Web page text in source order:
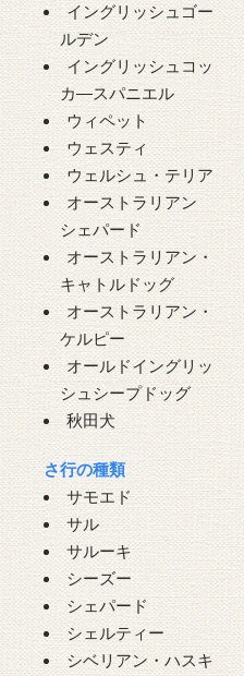
イングリッシュゴー
ルデン
イングリッシュコッ
カ―スパニエル
ウィペット
ウェスティ
ウェルシュ・テリア
オーストラリアン
シェパード
オーストラリアン・
キャトルドッグ
オーストラリアン・
ケルピー
オールドイングリッ
シュシープドッグ
秋田犬
さ行の種類
サモエド
サル
サルーキ
シーズー
シェパード
シェルティー
シベリアン・ハスキ